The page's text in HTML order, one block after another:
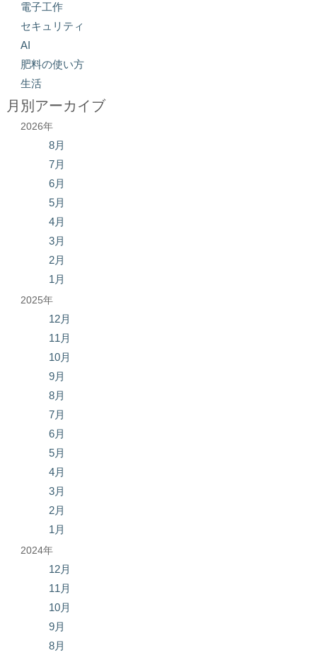
電子工作
セキュリティ
AI
肥料の使い方
生活
月別アーカイブ
2026年
8月
7月
6月
5月
4月
3月
2月
1月
2025年
12月
11月
10月
9月
8月
7月
6月
5月
4月
3月
2月
1月
2024年
12月
11月
10月
9月
8月